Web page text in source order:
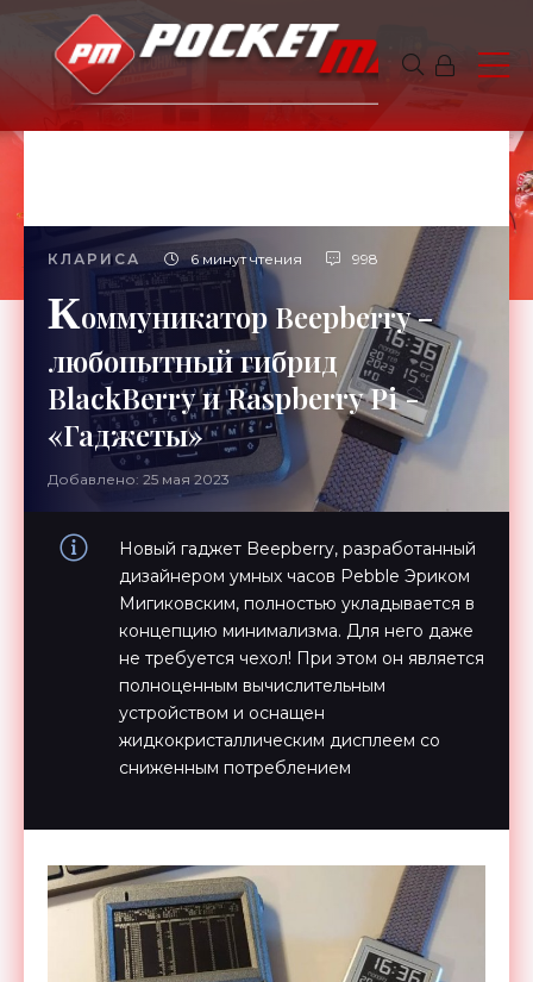
КЛАРИСА 6 минут чтения 998
Коммуникатор Beepberry –
любопытный гибрид
BlackBerry и Raspberry Pi -
«Гаджеты»
Добавлено: 25 мая 2023
Новый гаджет Beepberry, разработанный
дизайнером умных часов Pebble Эриком
Мигиковским, полностью укладывается в
концепцию минимализма. Для него даже
не требуется чехол! При этом он является
полноценным вычислительным
устройством и оснащен
жидкокристаллическим дисплеем со
сниженным потреблением